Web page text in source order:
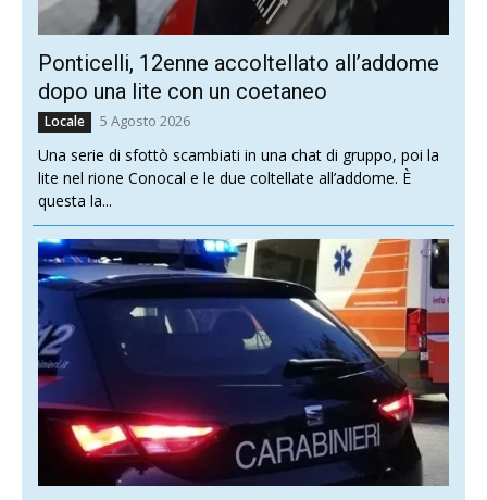
Ponticelli, 12enne accoltellato all’addome
dopo una lite con un coetaneo
Locale 5 Agosto 2026
Una serie di sfottò scambiati in una chat di gruppo, poi la
lite nel rione Conocal e le due coltellate all’addome. È
questa la...